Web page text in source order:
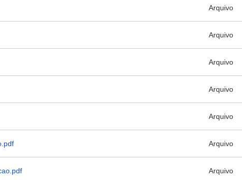
Arquivo
Arquivo
Arquivo
Arquivo
Arquivo
Arquivo
Arquivo